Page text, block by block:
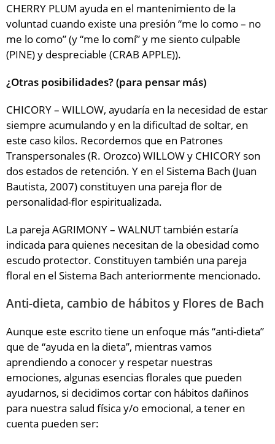
CHERRY PLUM ayuda en el mantenimiento de la
voluntad cuando existe una presión “me lo como – no
me lo como” (y “me lo comí” y me siento culpable
(PINE) y despreciable (CRAB APPLE)).
¿Otras posibilidades? (para pensar más)
CHICORY – WILLOW, ayudaría en la necesidad de estar
siempre acumulando y en la dificultad de soltar, en
este caso kilos. Recordemos que en Patrones
Transpersonales (R. Orozco) WILLOW y CHICORY son
dos estados de retención. Y en el Sistema Bach (Juan
Bautista, 2007) constituyen una pareja flor de
personalidad-flor espiritualizada.
La pareja AGRIMONY – WALNUT también estaría
indicada para quienes necesitan de la obesidad como
escudo protector. Constituyen también una pareja
floral en el Sistema Bach anteriormente mencionado.
Anti-dieta, cambio de hábitos y Flores de Bach
Aunque este escrito tiene un enfoque más “anti-dieta”
que de “ayuda en la dieta”, mientras vamos
aprendiendo a conocer y respetar nuestras
emociones, algunas esencias florales que pueden
ayudarnos, si decidimos cortar con hábitos dañinos
para nuestra salud física y/o emocional, a tener en
cuenta pueden ser: